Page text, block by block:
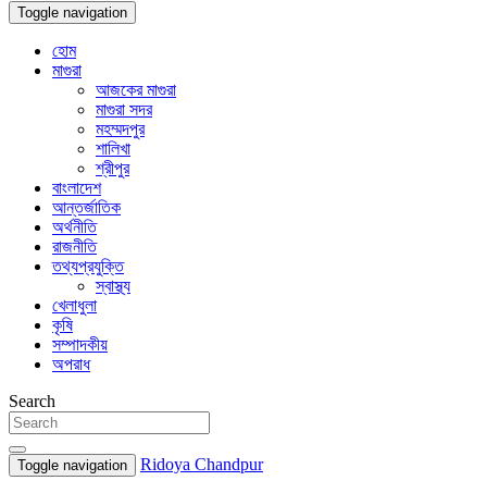
Toggle navigation
হোম
মাগুরা
আজকের মাগুরা
মাগুরা সদর
মহম্মদপুর
শালিখা
শ্রীপুর
বাংলাদেশ
আন্তর্জাতিক
অর্থনীতি
রাজনীতি
তথ্যপ্রযুক্তি
স্বাস্থ্য
খেলাধুলা
কৃষি
সম্পাদকীয়
অপরাধ
Search
Toggle navigation Ridoya Chandpur